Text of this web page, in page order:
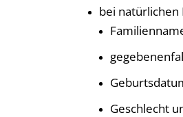
bei natürlichen
Geschlecht